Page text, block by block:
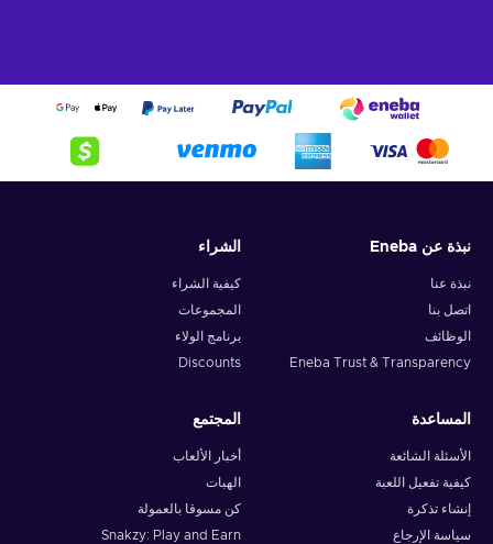
نبذة عن Eneba
نبذة عنا
اتصل بنا
الوظائف
Eneba Trust & Transparency
الشراء
كيفية الشراء
المجموعات
برنامج الولاء
Discounts
المساعدة
الأسئلة الشائعة
كيفية تفعيل اللعبة
إنشاء تذكرة
سياسة الإرجاع
المجتمع
أخبار الألعاب
الهبات
كن مسوقا بالعمولة
Snakzy: Play and Earn